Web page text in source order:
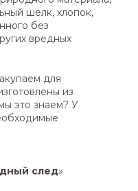
шелк, хлопок,
без
вредных
для
из
это знаем? У
след»